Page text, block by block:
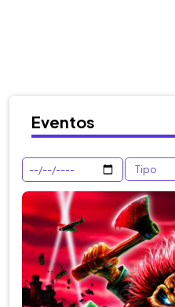
Eventos